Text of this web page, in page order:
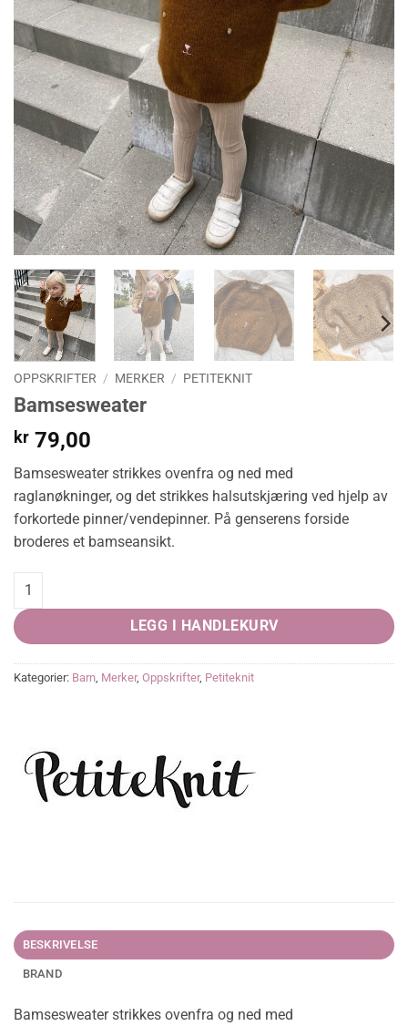
OPPSKRIFTER / MERKER / PETITEKNIT
Bamsesweater
kr 79,00
Bamsesweater strikkes ovenfra og ned med
raglanøkninger, og det strikkes halsutskjæring ved hjelp av
forkortede pinner/vendepinner. På genserens forside
broderes et bamseansikt.
Bamsesweater quantity
LEGG I HANDLEKURV
Kategorier: Barn Merker, Oppskrifter, Petiteknit
BESKRIVELSE
BRAND
Bamsesweater strikkes ovenfra og ned med